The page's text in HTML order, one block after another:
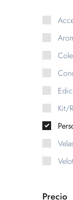
Kit/
Precio